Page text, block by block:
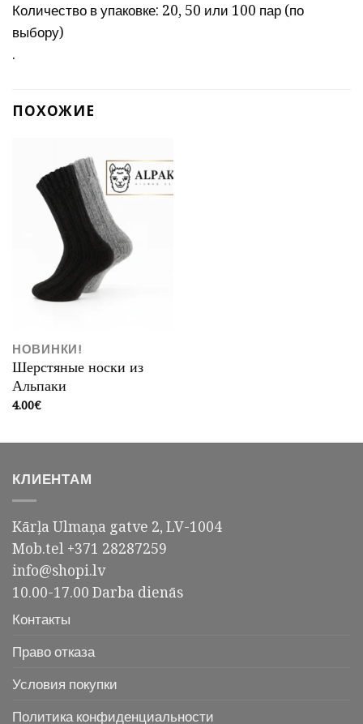
Количество в упаковке: 20, 50 или 100 пар (по
выбору)
.
ПОХОЖИЕ
НОВИНКИ!
Шерстяные носки из
Альпаки
4.00€
КЛИЕНТАМ
Kārļa Ulmaņa gatve 2, LV-1004
Mob.tel +371 28287259
info@shopi.lv
10.00-17.00 Darba dienās
Контакты
Право отказа
Условия покупки
Политика конфиденциальности